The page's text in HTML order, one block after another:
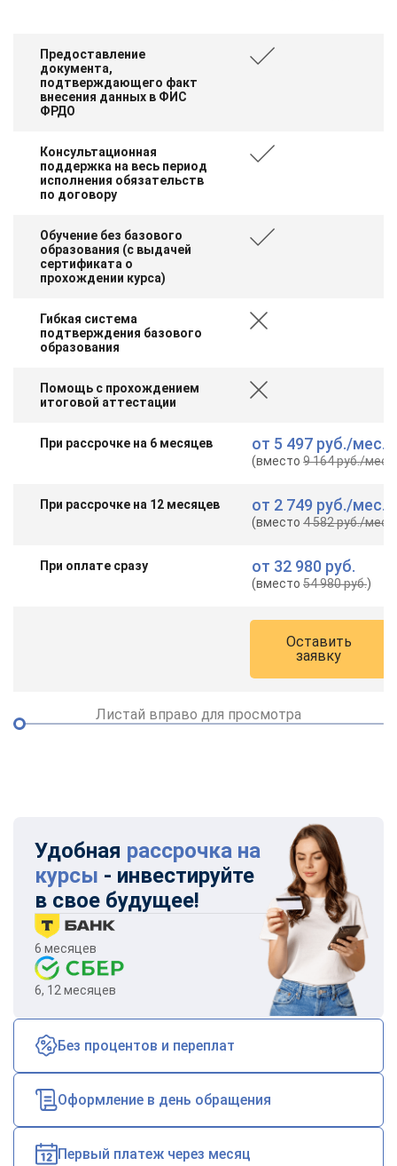
Предоставление
документа,
подтверждающего факт
внесения данных в ФИС
ФРДО
Консультационная
поддержка на весь период
исполнения обязательств
по договору
Обучение без базового
образования (с выдачей
сертификата о
прохождении курса)
Гибкая система
подтверждения базового
образования
Помощь с прохождением
итоговой аттестации
При рассрочке на 6 месяцев от 5 497 руб./мес.
(вместо9 164 руб./мес.
При рассрочке на 12 месяцев от 2 749 руб./мес.
(вместо4 582 руб./мес.
При оплате сразу от 32 980 руб.
(вместо54 980 руб.)
Оставить
заявку
Листай вправо для просмотра
Удобная рассрочка на
курсы - инвестируйте
в свое будущее!
6 месяцев
6, 12 месяцев
Без процентов и переплат
Оформление в день обращения
Первый платеж через месяц
online